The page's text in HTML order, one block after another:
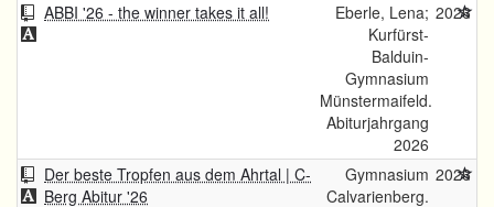
ABBI '26 - the winner takes it all!
Eberle, Lena;
Kurfürst-
Balduin-
Gymnasium
Münstermaifeld.
Abiturjahrgang
2026
2026
Der beste Tropfen aus dem Ahrtal | C-
Berg Abitur '26
Gymnasium
Calvarienberg.
2026